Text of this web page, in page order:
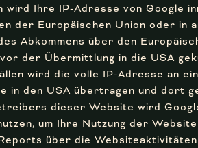
Ihre IP-Adresse von Google
der Europäischen Union oder in
Abkommens über den
der Übermittlung in die USA
wird die volle IP-Adresse an
in den USA übertragen und dort
dieser Website wird
um Ihre Nutzung der Website
über die Websiteaktivitäten